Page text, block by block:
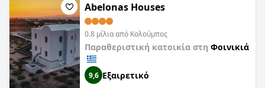
Abelonas Houses
0.8 μίλια από Κολούμπος
Παραθεριστική κατοικία στη Φοινικιά
9,6 Εξαιρετικό